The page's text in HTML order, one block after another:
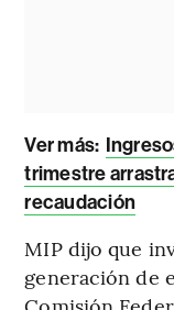
Ver más:
trimestre
recaudación
MIP dijo que
generación de